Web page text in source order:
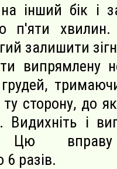
на інший бік і
п'яти
залишити
випрямлену
ту сторону, до
Видихніть і
Цю вправу
разів.